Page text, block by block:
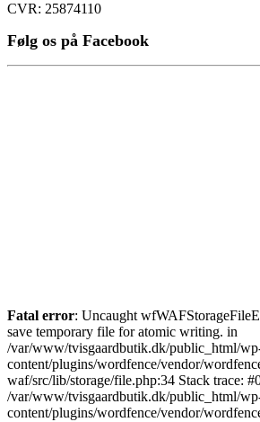
CVR: 25874110
Følg os på Facebook
Fatal error: Uncaught
save temporary file for atomic writing. in
/var/www/tvisgaardbutik.dk/public_html/
content/plugins/wordfence/vendor/
waf/src/lib/storage/file.php:34 Stack trace:
/var/www/tvisgaardbutik.dk/public_html/
content/plugins/wordfence/vendor/